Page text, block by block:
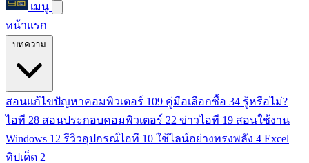
เมนู
หน้าแรก
บทความ
สอนแก้ไขปัญหาคอมพิวเตอร์ 109 คู่มือเลือกซื้อ 34 รู้หรือไม่?
ไอที 28 สอนประกอบคอมพิวเตอร์ 22 ข่าวไอที 19 สอนใช้งาน
Windows 12 รีวิวอุปกรณ์ไอที 10 ใช้ไลน์อย่างทรงพลัง 4 Excel
ทิปเด็ด 2